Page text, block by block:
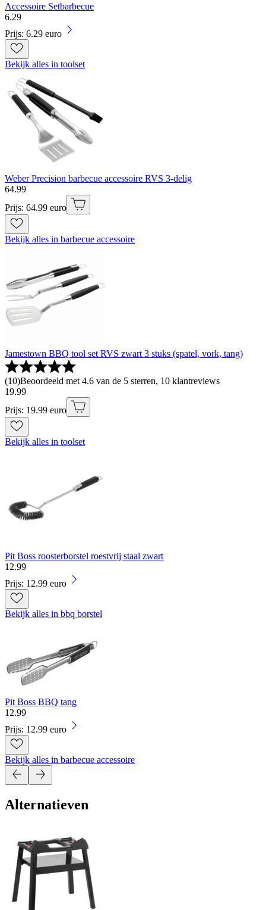
Accessoire Setbarbecue
6.29
Prijs: 6.29 euro
Bekijk alles in toolset
Weber Precision barbecue accessoire RVS 3-delig
64.99
Prijs: 64.99 euro
Bekijk alles in barbecue accessoire
Jamestown BBQ tool set RVS zwart 3 stuks (spatel, vork, tang)
(10)Beoordeeld met 4.6 van de 5 sterren, 10 klantreviews
19.99
Prijs: 19.99 euro
Bekijk alles in toolset
Pit Boss roosterborstel roestvrij staal zwart
12.99
Prijs: 12.99 euro
Bekijk alles in bbq borstel
Pit Boss BBQ tang
12.99
Prijs: 12.99 euro
Bekijk alles in barbecue accessoire
Alternatieven